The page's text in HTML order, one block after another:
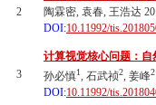
2
陶霖密, 袁春, 王浩达
DOI:10.11992/
3
计算视觉核心问题：
孙必慎1, 石武祯2, 姜峰2
DOI:10.11992/